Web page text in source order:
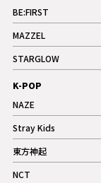
BE:FIRST
記事
ギャラリー
MAZZEL
記事
ギャラリー
STARGLOW
記事
K-POP
NAZE
記事
Stray Kids
記事
東方神起
記事
NCT